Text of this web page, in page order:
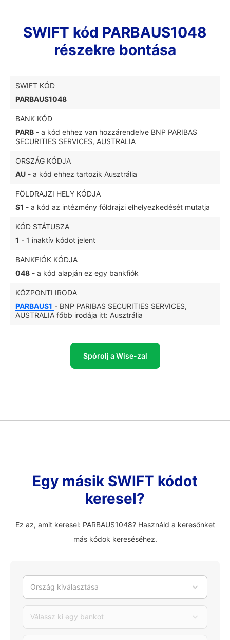
SWIFT kód PARBAUS1048
részekre bontása
SWIFT KÓD
PARBAUS1048
BANK KÓD
PARB - a kód ehhez van hozzárendelve BNP PARIBAS
SECURITIES SERVICES, AUSTRALIA
ORSZÁG KÓDJA
AU - a kód ehhez tartozik Ausztrália
FÖLDRAJZI HELY KÓDJA
S1 - a kód az intézmény földrajzi elhelyezkedését mutatja
KÓD STÁTUSZA
1 - 1 inaktív kódot jelent
BANKFIÓK KÓDJA
048 - a kód alapján ez egy bankfiók
KÖZPONTI IRODA
PARBAUS1 - BNP PARIBAS SECURITIES SERVICES,
AUSTRALIA főbb irodája itt: Ausztrália
Spórolj a Wise-zal
Egy másik SWIFT kódot
keresel?
Ez az, amit keresel: PARBAUS1048? Használd a keresőnket
más kódok kereséséhez.
Ország kiválasztása
Válassz ki egy bankot